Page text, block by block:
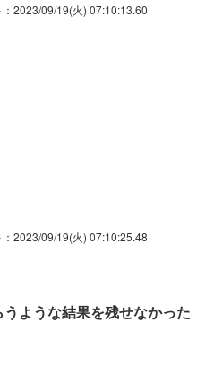
：2023/09/19(火) 07:10:13.60
：2023/09/19(火) 07:10:25.48
ような結果を残せなかった